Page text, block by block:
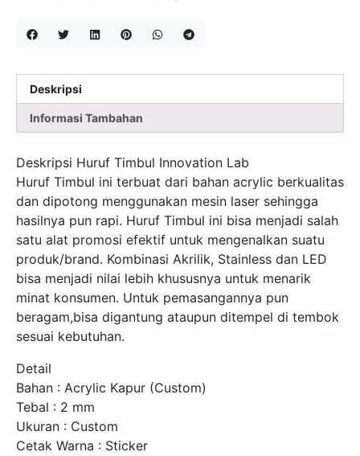
Deskripsi
Informasi Tambahan
Deskripsi Huruf Timbul Innovation Lab
Huruf Timbul ini terbuat dari bahan acrylic berkualitas
dan dipotong menggunakan mesin laser sehingga
hasilnya pun rapi. Huruf Timbul ini bisa menjadi salah
satu alat promosi efektif untuk mengenalkan suatu
produk/brand. Kombinasi Akrilik, Stainless dan LED
bisa menjadi nilai lebih khususnya untuk menarik
minat konsumen. Untuk pemasangannya pun
beragam,bisa digantung ataupun ditempel di tembok
sesuai kebutuhan.
Detail
Bahan : Acrylic Kapur (Custom)
Tebal : 2 mm
Ukuran : Custom
Cetak Warna : Sticker